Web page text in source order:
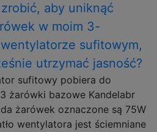
aby uniknąć
w moim 3-
sufitowym,
utrzymać jasność?
sufitowy pobiera do
żarówki bazowe Kandelabr
żarówek oznaczone są 75W
wentylatora jest ściemniane